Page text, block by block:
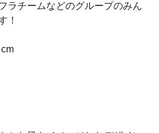
ラチームなどのグループのみん
！